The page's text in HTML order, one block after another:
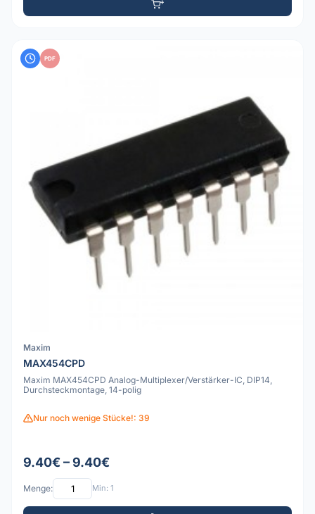
PDF
Maxim
MAX454CPD
Maxim MAX454CPD Analog-Multiplexer/Verstärker-IC, DIP14,
Durchsteckmontage, 14-polig
Nur noch wenige Stücke!: 39
9.40€ – 9.40€
Menge: Min: 1